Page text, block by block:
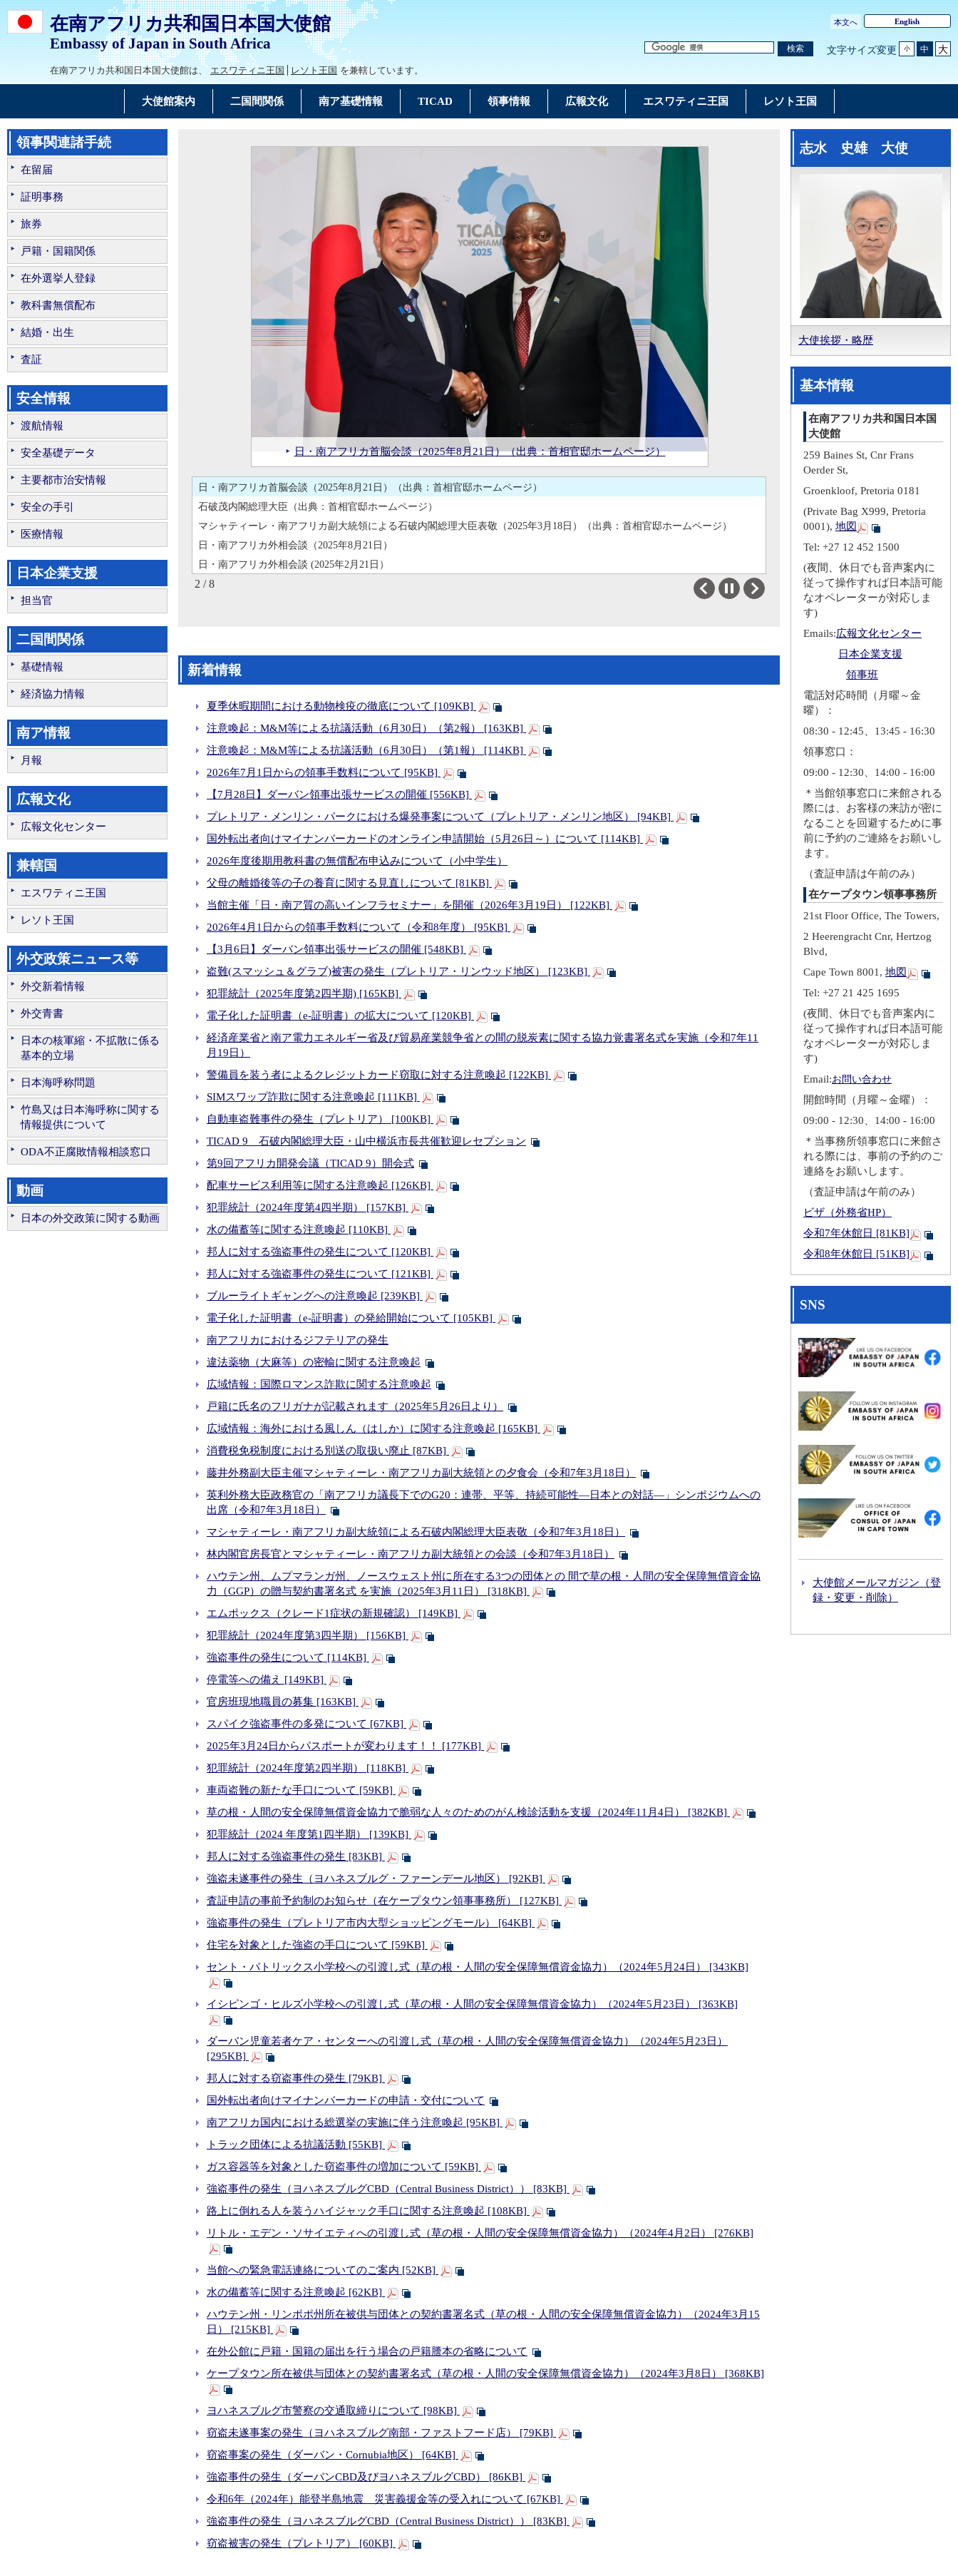
在南アフリカ共和国日本国大使館
Embassy of Japan in South Africa
本文へ English
検索 文字サイズ変更 小 中 大
在南アフリカ共和国日本国大使館は、 エスワティニ王国 レソト王国 を兼轄しています。
大使館案内 二国間関係 南ア基礎情報 TICAD 領事情報 広報文化 エスワティニ王国 レソト王国
領事関連諸手続
在留届
証明事務
旅券
戸籍・国籍関係
在外選挙人登録
教科書無償配布
結婚・出生
査証
安全情報
渡航情報
安全基礎データ
主要都市治安情報
安全の手引
医療情報
日本企業支援
担当官
二国間関係
基礎情報
経済協力情報
南ア情報
月報
広報文化
広報文化センター
兼轄国
エスワティニ王国
レソト王国
外交政策ニュース等
外交新着情報
外交青書
日本の核軍縮・不拡散に係る
基本的立場
日本海呼称問題
竹島又は日本海呼称に関する
情報提供について
ODA不正腐敗情報相談窓口
動画
日本の外交政策に関する動画
日・南アフリカ首脳会談（2025年11月23日）（出典：首相官邸ホームページ）
日・南アフリカ首脳会談（2025年8月21日）（出典：首相官邸ホームページ）
石破茂内閣総理大臣（出典：首相官邸ホームページ）
マシャティーレ・南アフリカ副大統領による石破内閣総理大臣表敬（2025年3月18
日）（出典：首相官邸ホームページ）日・南アフリカ外相会談（2025年8月21日）
日・南アフリカ外相会談 (2025年2月21日）
志水大使によるシリル・ラマポーザ南アフリカ共和国大統領への信任状捧呈
（2025年3月27日）（出典：南アフリカ共和国政府）
令和6年度天皇誕生日祝賀レセプション（2025年3月13日）
マシャティーレ・南アフリカ副大統領による石破内閣総理大臣表敬（2025年3月18日）（出典：首相官邸ホームページ）
日・南アフリカ外相会談（2025年8月21日）
日・南アフリカ外相会談 (2025年2月21日）
令和6年度天皇誕生日祝賀レセプション（2025年3月13日）
日・南アフリカ首脳会談（2025年11月23日）（出典：首相官邸ホームページ）
日・南アフリカ首脳会談（2025年8月21日）（出典：首相官邸ホームページ）
石破茂内閣総理大臣（出典：首相官邸ホームページ）
マシャティーレ・南アフリカ副大統領による石破内閣総理大臣表敬（2025年3月18日）（出典：首相官邸ホームページ）
日・南アフリカ外相会談（2025年8月21日）
日・南アフリカ外相会談 (2025年2月21日）
志水大使によるシリル・ラマポーザ南アフリカ共和国大統領への信任状捧呈（2025年3月27日）（出典：南アフリカ共和国政府）
石破茂内閣総理大臣（出典：首相官邸ホームページ）
マシャティーレ・南アフリカ副大統領による石破内閣総理大臣表敬（2025年3月18日）（出典：首相官邸ホームページ）
日・南アフリカ外相会談（2025年8月21日）
令和6年度天皇誕生日祝賀レセプション（2025年3月13日）
2 / 8 Previous Next
新着情報
夏季休暇期間における動物検疫の徹底について [109KB]
注意喚起：M&M等による抗議活動（6月30日）（第2報） [163KB]
注意喚起：M&M等による抗議活動（6月30日）（第1報） [114KB]
2026年7月1日からの領事手数料について [95KB]
【7月28日】ダーバン領事出張サービスの開催 [556KB]
プレトリア・メンリン・パークにおける爆発事案について（プレトリア・メンリン地区） [94KB]
国外転出者向けマイナンバーカードのオンライン申請開始（5月26日～）について [114KB]
2026年度後期用教科書の無償配布申込みについて（小中学生）
父母の離婚後等の子の養育に関する見直しについて [81KB]
当館主催「日・南ア質の高いインフラセミナー」を開催（2026年3月19日） [122KB]
2026年4月1日からの領事手数料について（令和8年度） [95KB]
【3月6日】ダーバン領事出張サービスの開催 [548KB]
盗難(スマッシュ＆グラブ)被害の発生（プレトリア・リンウッド地区） [123KB]
犯罪統計（2025年度第2四半期) [165KB]
電子化した証明書（e-証明書）の拡大について [120KB]
経済産業省と南ア電力エネルギー省及び貿易産業競争省との間の脱炭素に関する協力覚書署名式を実施（令和7年11
月19日）
警備員を装う者によるクレジットカード窃取に対する注意喚起 [122KB]
SIMスワップ詐欺に関する注意喚起 [111KB]
自動車盗難事件の発生（プレトリア） [100KB]
TICAD 9 石破内閣総理大臣・山中横浜市長共催歓迎レセプション
第9回アフリカ開発会議（TICAD 9）開会式
配車サービス利用等に関する注意喚起 [126KB]
犯罪統計（2024年度第4四半期） [157KB]
水の備蓄等に関する注意喚起 [110KB]
邦人に対する強盗事件の発生について [120KB]
邦人に対する強盗事件の発生について [121KB]
ブルーライトギャングへの注意喚起 [239KB]
電子化した証明書（e-証明書）の発給開始について [105KB]
南アフリカにおけるジフテリアの発生
違法薬物（大麻等）の密輸に関する注意喚起
広域情報：国際ロマンス詐欺に関する注意喚起
戸籍に氏名のフリガナが記載されます（2025年5月26日より）
広域情報：海外における風しん（はしか）に関する注意喚起 [165KB]
消費税免税制度における別送の取扱い廃止 [87KB]
藤井外務副大臣主催マシャティーレ・南アフリカ副大統領との夕食会（令和7年3月18日）
英利外務大臣政務官の「南アフリカ議長下でのG20：連帯、平等、持続可能性―日本との対話―」シンポジウムへの
出席（令和7年3月18日）
マシャティーレ・南アフリカ副大統領による石破内閣総理大臣表敬（令和7年3月18日）
林内閣官房長官とマシャティーレ・南アフリカ副大統領との会談（令和7年3月18日）
ハウテン州、ムプマランガ州、ノースウェスト州に所在する3つの団体との 間で草の根・人間の安全保障無償資金協
力（GGP）の贈与契約書署名式 を実施（2025年3月11日） [318KB]
エムポックス（クレード1症状の新規確認） [149KB]
犯罪統計（2024年度第3四半期） [156KB]
強盗事件の発生について [114KB]
停電等への備え [149KB]
官房班現地職員の募集 [163KB]
スパイク強盗事件の多発について [67KB]
2025年3月24日からパスポートが変わります！！ [177KB]
犯罪統計（2024年度第2四半期） [118KB]
車両盗難の新たな手口について [59KB]
草の根・人間の安全保障無償資金協力で脆弱な人々のためのがん検診活動を支援（2024年11月4日） [382KB]
犯罪統計（2024 年度第1四半期） [139KB]
邦人に対する強盗事件の発生 [83KB]
強盗未遂事件の発生（ヨハネスブルグ・ファーンデール地区） [92KB]
査証申請の事前予約制のお知らせ（在ケープタウン領事事務所） [127KB]
強盗事件の発生（プレトリア市内大型ショッピングモール） [64KB]
住宅を対象とした強盗の手口について [59KB]
セント・パトリックス小学校への引渡し式（草の根・人間の安全保障無償資金協力）（2024年5月24日） [343KB]
イシピンゴ・ヒルズ小学校への引渡し式（草の根・人間の安全保障無償資金協力）（2024年5月23日） [363KB]
ダーバン児童若者ケア・センターへの引渡し式（草の根・人間の安全保障無償資金協力）（2024年5月23日）
[295KB]
邦人に対する窃盗事件の発生 [79KB]
国外転出者向けマイナンバーカードの申請・交付について
南アフリカ国内における総選挙の実施に伴う注意喚起 [95KB]
トラック団体による抗議活動 [55KB]
ガス容器等を対象とした窃盗事件の増加について [59KB]
強盗事件の発生（ヨハネスブルグCBD（Central Business District）） [83KB]
路上に倒れる人を装うハイジャック手口に関する注意喚起 [108KB]
リトル・エデン・ソサイエティへの引渡し式（草の根・人間の安全保障無償資金協力）（2024年4月2日） [276KB]
当館への緊急電話連絡についてのご案内 [52KB]
水の備蓄等に関する注意喚起 [62KB]
ハウテン州・リンポポ州所在被供与団体との契約書署名式（草の根・人間の安全保障無償資金協力）（2024年3月15
日） [215KB]
在外公館に戸籍・国籍の届出を行う場合の戸籍謄本の省略について
ケープタウン所在被供与団体との契約書署名式（草の根・人間の安全保障無償資金協力）（2024年3月8日） [368KB]
ヨハネスブルグ市警察の交通取締りについて [98KB]
窃盗未遂事案の発生（ヨハネスブルグ南部・ファストフード店） [79KB]
窃盗事案の発生（ダーバン・Cornubia地区） [64KB]
強盗事件の発生（ダーバンCBD及びヨハネスブルグCBD） [86KB]
令和6年（2024年）能登半島地震 災害義援金等の受入れについて [67KB]
強盗事件の発生（ヨハネスブルグCBD（Central Business District）） [83KB]
窃盗被害の発生（プレトリア） [60KB]
志水 史雄 大使
大使挨拶・略歴
基本情報
在南アフリカ共和国日本国
大使館
259 Baines St, Cnr Frans
Oerder St,
Groenkloof, Pretoria 0181
(Private Bag X999, Pretoria
0001), 地図
Tel: +27 12 452 1500
(夜間、休日でも音声案内に
従って操作すれば日本語可能
なオペレーターが対応しま
す)
Emails:広報文化センター
日本企業支援
領事班
電話対応時間（月曜～金
曜）：
08:30 - 12:45、13:45 - 16:30
領事窓口：
09:00 - 12:30、14:00 - 16:00
＊当館領事窓口に来館される
際には、お客様の来訪が密に
なることを回避するために事
前に予約のご連絡をお願いし
ます。
（査証申請は午前のみ）
在ケープタウン領事事務所
21st Floor Office, The Towers,
2 Heerengracht Cnr, Hertzog
Blvd,
Cape Town 8001, 地図
Tel: +27 21 425 1695
(夜間、休日でも音声案内に
従って操作すれば日本語可能
なオペレーターが対応しま
す)
Email:お問い合わせ
開館時間（月曜～金曜）：
09:00 - 12:30、14:00 - 16:00
＊当事務所領事窓口に来館さ
れる際には、事前の予約のご
連絡をお願いします。
（査証申請は午前のみ）
ビザ（外務省HP）
令和7年休館日 [81KB]
令和8年休館日 [51KB]
SNS
大使館メールマガジン（登
録・変更・削除）